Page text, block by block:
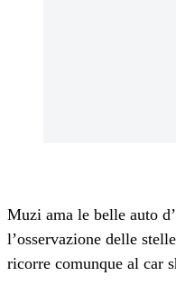
Muzi ama le belle auto
l’osservazione delle
ricorre comunque al car